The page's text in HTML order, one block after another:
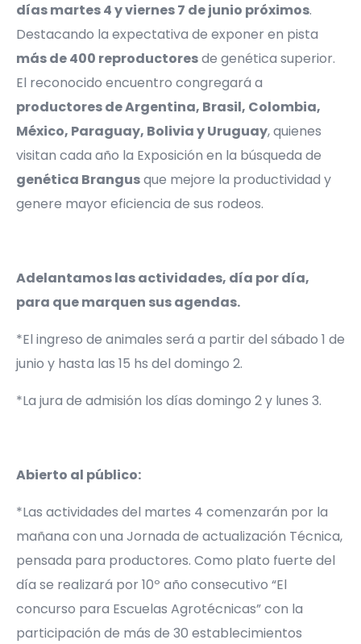
días martes 4 y viernes 7 de junio próximos.
Destacando la expectativa de exponer en pista
más de 400 reproductoresde genética superior.
El reconocido encuentro congregará a
productores de Argentina, Brasil, Colombia,
México, Paraguay, Bolivia y Uruguay, quienes
visitan cada año la Exposición en la búsqueda de
genética Brangusque mejore la productividad y
genere mayor eficiencia de sus rodeos.
Adelantamos las actividades, día por día,
para que marquen sus agendas.
*El ingreso de animales será a partir del sábado 1 de
junio y hasta las 15 hs del domingo 2.
*La jura de admisión los días domingo 2 y lunes 3.
Abierto al público:
*Las actividades del martes 4 comenzarán por la
mañana con una Jornada de actualización Técnica,
pensada para productores. Como plato fuerte del
día se realizará por 10º año consecutivo “El
concurso para Escuelas Agrotécnicas” con la
participación de más de 30 establecimientos